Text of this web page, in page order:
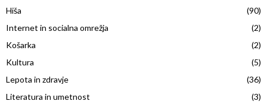
H
Hiša
(90)
Internet in socialna omrežja
(2)
Košarka
(2)
Kultura
(5)
Lepota in zdravje
(36)
Literatura in umetnost
(3)